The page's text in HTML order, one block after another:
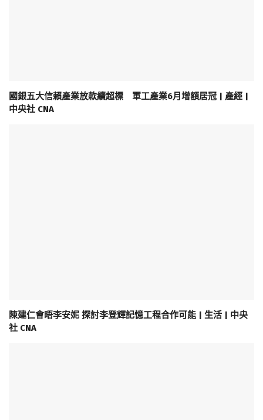
國銀五大信賴產業放款續超標 軍工產業6月增額居冠 | 產經 |
中央社 CNA
陳建仁會晤李安妮 探討李登輝記憶工程合作可能 | 生活 | 中央
社 CNA